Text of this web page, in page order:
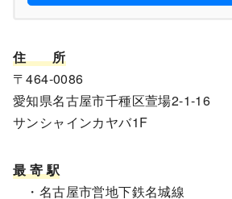
住
所
〒464-0086
愛知県名古屋市千種区萱場2-1-16
サンシャインカヤバ1F
最 寄 駅
・名古屋市営地下鉄名城線